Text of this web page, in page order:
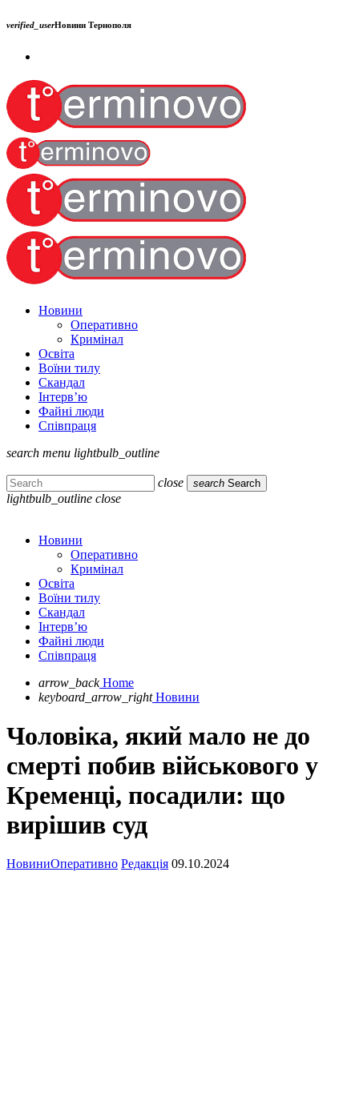
verified_userНовини Тернополя
Новини
Оперативно
Кримінал
Освіта
Воїни тилу
Скандал
Інтерв’ю
Файні люди
Співпраця
search menu lightbulb_outline
close search Search
lightbulb_outline close
Новини
Оперативно
Кримінал
Освіта
Воїни тилу
Скандал
Інтерв’ю
Файні люди
Співпраця
arrow_back Home
keyboard_arrow_right Новини
Чоловіка, який мало не до
смерті побив військового у
Кременці, посадили: що
вирішив суд
НовиниОперативно Редакція 09.10.2024